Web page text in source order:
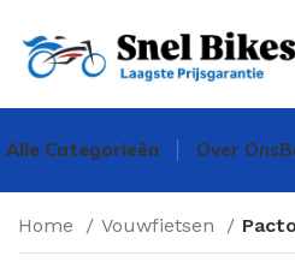
Alle Categorieën Over Ons
Home Vouwfietsen